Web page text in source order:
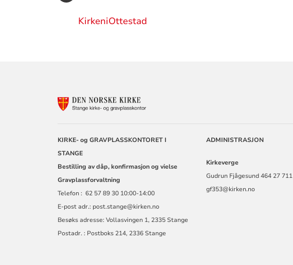
KirkeniOttestad
FELLESRÅD
KIRKE- og GRAVPLASSKONTORET I
STANGE
Bestilling av dåp, konfirmasjon og vielse
Gravplassforvaltning
Telefon : 62 57 89 30 10:00-14:00
E-post adr.: post.stange@kirken.no
Besøks adresse: Vollasvingen 1, 2335 Stange
Postadr. : Postboks 214, 2336 Stange
ADMINISTRASJON
Kirkeverge
Gudrun Fjågesund 464 27 711
gf353@kirken.no